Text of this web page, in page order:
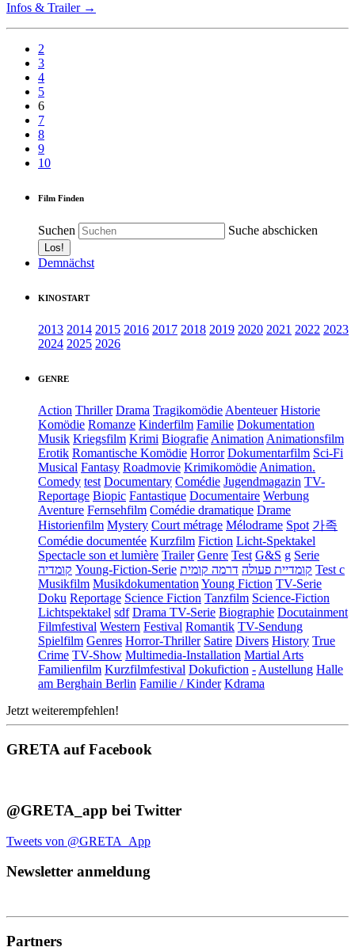
Infos & Trailer →
2
3
4
5
6
7
8
9
10
Film Finden
Suchen Suche abschicken
Demnächst
KINOSTART
2013 2014 2015 2016 2017 2018 2019 2020 2021 2022 2023
2024 2025 2026
GENRE
Action Thriller Drama Tragikomödie Abenteuer Historie
Komödie Romanze Kinderfilm Familie Dokumentation
Musik Kriegsfilm Krimi Biografie Animation Animationsfilm
Erotik Romantische Komödie Horror Dokumentarfilm Sci-Fi
Musical Fantasy Roadmovie Krimikomödie Animation.
Comedy test Documentary Comédie Jugendmagazin TV-
Reportage Biopic Fantastique Documentaire Werbung
Aventure Fernsehfilm Comédie dramatique Drame
Historienfilm Mystery Court métrage Mélodrame Spot 가족
Comédie documentée Kurzfilm Fiction Licht-Spektakel
Spectacle son et lumière Trailer Genre Test G&S g Serie
קומדיה Young-Fiction-Serie קומדיית פעולה דרמה קומית
Test c
Musikfilm Musikdokumentation Young Fiction TV-Serie
Doku Reportage Science Fiction Tanzfilm Science-Fiction
Lichtspektakel sdf Drama TV-Serie Biographie Docutainment
Filmfestival Western Festival Romantik TV-Sendung
Spielfilm Genres Horror-Thriller Satire Divers History True
Crime TV-Show Multimedia-Installation Martial Arts
Familienfilm Kurzfilmfestival Dokufiction - Austellung Halle
am Berghain Berlin Familie / Kinder Kdrama
Jetzt weiterempfehlen!
GRETA auf Facebook
@GRETA_app bei Twitter
Tweets von @GRETA_App
Newsletter anmeldung
Partners